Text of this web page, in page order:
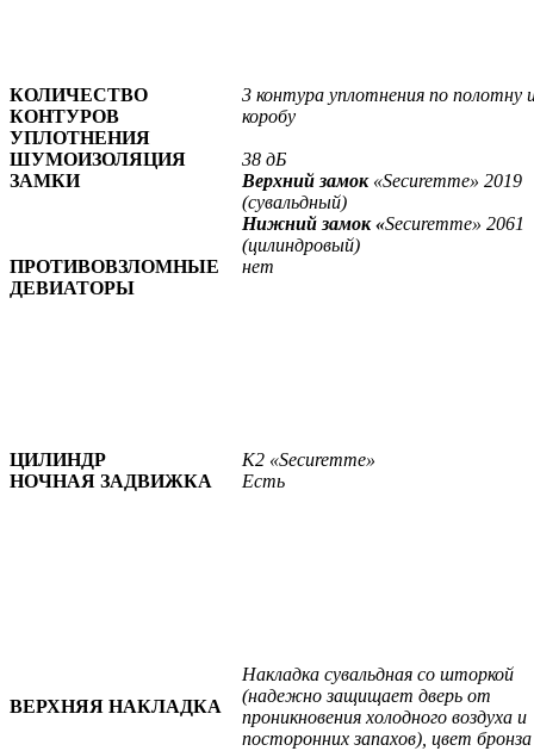
КОЛИЧЕСТВО
КОНТУРОВ
УПЛОТНЕНИЯ
3 контура уплотнения по полотну
коробу
ШУМОИЗОЛЯЦИЯ
38 дБ
ЗАМКИ
Верхний замок«Securemme» 2019
(сувальдный)
Нижний замок «Securemme» 2061
(цилиндровый)
ПРОТИВОВЗЛОМНЫЕ
ДЕВИАТОРЫ
нет
ЦИЛИНДР
К2 «Securemme»
НОЧНАЯ ЗАДВИЖКА
Есть
ВЕРХНЯЯ НАКЛАДКА
Накладка сувальдная со шторкой
(надежно защищает дверь от
проникновения холодного воздуха и
посторонних запахов), цвет бронза